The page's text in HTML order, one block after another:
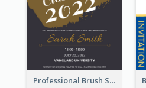
Professional Brush Script Graduation Invitation Design